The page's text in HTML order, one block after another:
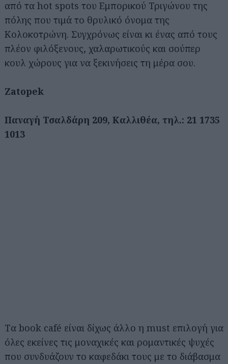
από τα hot spots του Εμπορικού Τριγώνου της
πόλης που τιμά το θρυλικό όνομα της
Κολοκοτρώνη. Συγχρόνως είναι κι ένας από τους
πλέον φιλόξενους, χαλαρωτικούς και σούπερ
κουλ χώρους για να ξεκινήσεις τη μέρα σου.
Zatopek
Παναγή Τσαλδάρη 209, Καλλιθέα, τηλ.: 21 1735
1013
Tα book café είναι δίχως άλλο η must επιλογή για
όλες εκείνες τις μοναχικές και ρομαντικές ψυχές
που συνδυάζουν το καφεδάκι τους με το διάβασμα